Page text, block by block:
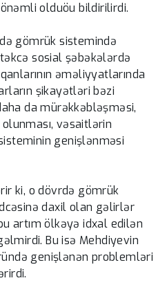
olduöu bildirilirdi.
gömrük sistemində
sosial şəbəkələrdə
əməliyyatlarında
şikayətləri bəzi
da mürəkkəbləşməsi,
vəsaitlərin
genişlənməsi
ki, o dövrdə gömrük
daxil olan gəlirlər
artım ölkəyə idxal edilən
Bu isə Mehdiyevin
genişlənən problemləri